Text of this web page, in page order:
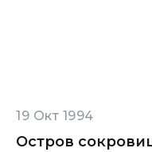
19 Окт 1994
Остров